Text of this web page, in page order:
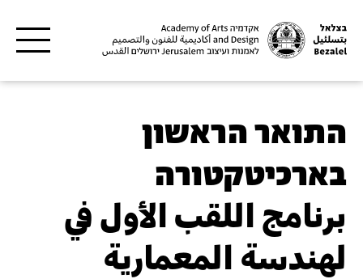
התואר הראשון
בארכיטקטורה
برنامج اللقب الأول في
لهندسة المعمارية